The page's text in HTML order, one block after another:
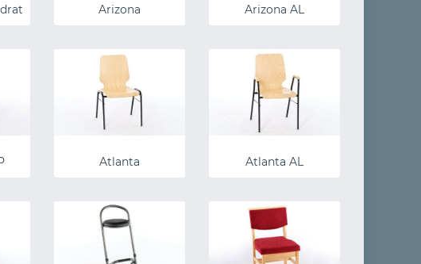
Arizona Arizona AL
Atlanta Atlanta AL